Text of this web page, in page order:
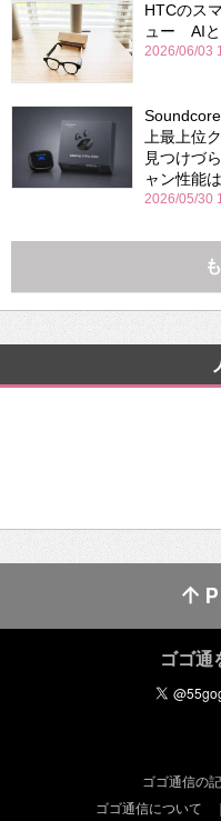
HTCのス
ュー AIと
2026/06/03
上最上位
見つけづ
ャン性能
2026/05/30
ゴゴ通
ゴゴ通信の
ゴゴ通信について